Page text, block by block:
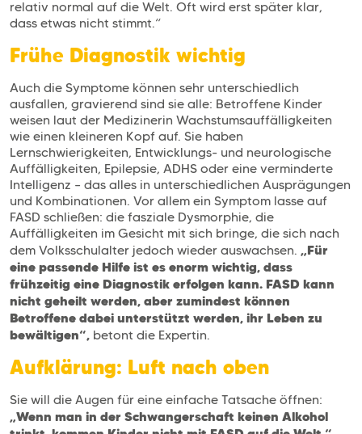
relativ normal auf die Welt. Oft wird erst später klar,
dass etwas nicht stimmt.“
Frühe Diagnostik wichtig
Auch die Symptome können sehr unterschiedlich
ausfallen, gravierend sind sie alle: Betroffene Kinder
weisen laut der Medizinerin Wachstumsauffälligkeiten
wie einen kleineren Kopf auf. Sie haben
Lernschwierigkeiten, Entwicklungs- und neurologische
Auffälligkeiten, Epilepsie, ADHS oder eine verminderte
Intelligenz – das alles in unterschiedlichen Ausprägungen
und Kombinationen. Vor allem ein Symptom lasse auf
FASD schließen: die fasziale Dysmorphie, die
Auffälligkeiten im Gesicht mit sich bringe, die sich nach
dem Volksschulalter jedoch wieder auswachsen. „Für
eine passende Hilfe ist es enorm wichtig, dass
frühzeitig eine Diagnostik erfolgen kann. FASD kann
nicht geheilt werden, aber zumindest können
Betroffene dabei unterstützt werden, ihr Leben zu
bewältigen“, betont die Expertin.
Aufklärung: Luft nach oben
Sie will die Augen für eine einfache Tatsache öffnen:
„Wenn man in der Schwangerschaft keinen Alkohol